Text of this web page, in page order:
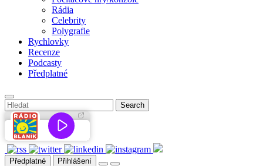
Rádia
Celebrity
Polygrafie
Rychlovky
Recenze
Podcasty
Předplatné
Předplatné Přihlášení